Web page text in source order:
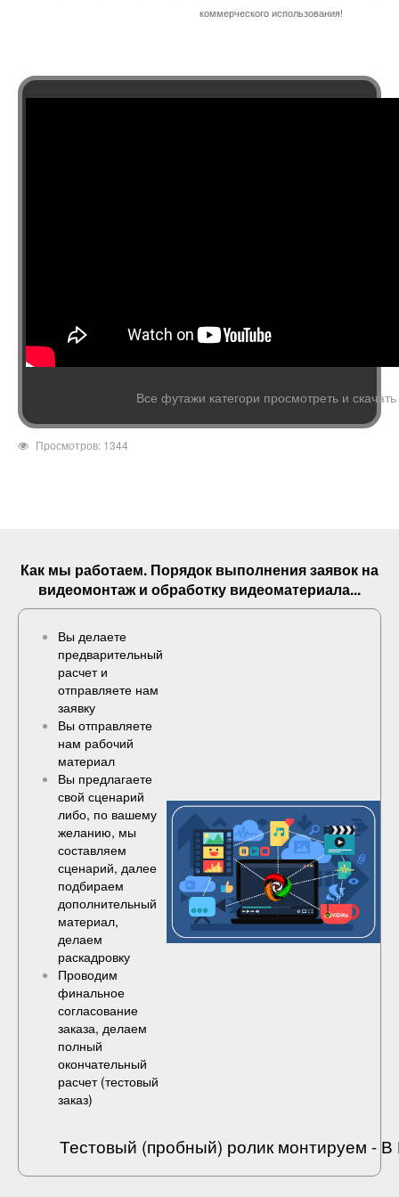
коммерческого использования!
Все футажи категори просмотреть и скачать
Просмотров: 1344
Как мы работаем. Порядок выполнениязаявок на
видеомонтаж и обработку видеоматериала...
Вы делаете
предварительный
расчет и
отправляете нам
заявку
Вы отправляете
нам рабочий
материал
Вы предлагаете
свой сценарий
либо, по вашему
желанию, мы
составляем
сценарий, далее
подбираем
дополнительный
материал,
делаем
раскадровку
Проводим
финальное
согласование
заказа, делаем
полный
окончательный
расчет (тестовый
заказ)
Тестовый (пробный) ролик монтируем -